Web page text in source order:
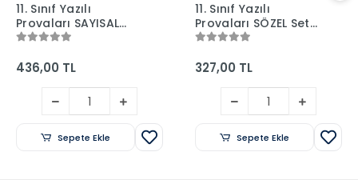
11. Sınıf Yazılı
Provaları SAYISAL
Set - 4 Kitap 1 ve 2.
Yayınları
436,00 TL
Sepete Ekle
11. Sınıf Yazılı
Provaları SÖZEL Set
- 3 Kitap 1 ve 2.
Yayınları
327,00 TL
Sepete Ekle